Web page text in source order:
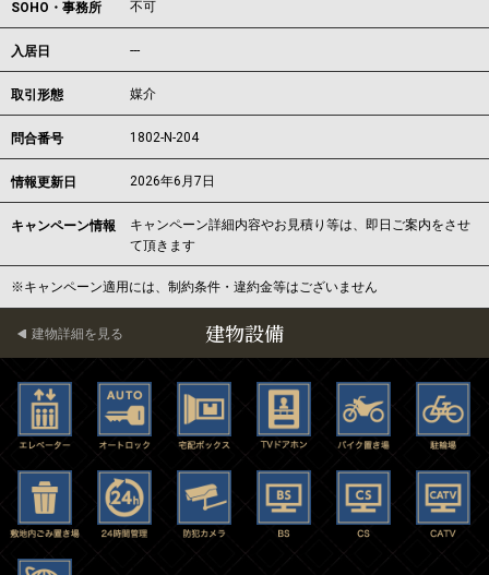
SOHO・事務所 不可
入居日 ---
取引形態 媒介
問合番号 1802-N-204
情報更新日 2026年6月7日
キャンペーン情報
キャンペーン詳細内容やお見積り等は、即日ご案内をさせ
て頂きます
※キャンペーン適用には、制約条件・違約金等はございません
建物設備
建物詳細を見る